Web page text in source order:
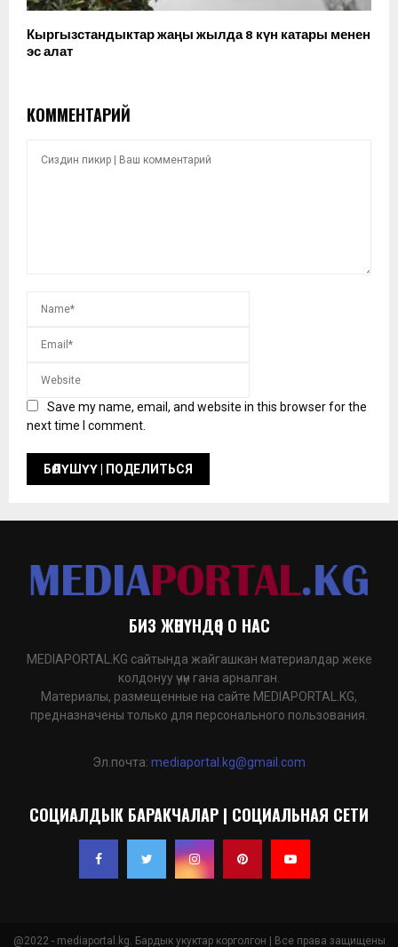
Кыргызстандыктар жаңы жылда 8 күн катары менен
эс алат
КОММЕНТАРИЙ
Save my name, email, and website in this browser for the
next time I comment.
БИЗ ЖӨНҮНДӨ | О НАС
MEDIAPORTAL.KG сайтында жайгашкан материалдар жеке
колдонуу үчүн гана арналган.
Материалы, размещенные на сайте MEDIAPORTAL.KG,
предназначены только для персонального пользования.
Эл.почта: mediaportal.kg@gmail.com
СОЦИАЛДЫК БАРАКЧАЛАР | СОЦИАЛЬНАЯ СЕТИ
@2022 - mediaportal.kg. Бардык укуктар корголгон | Все права защищены